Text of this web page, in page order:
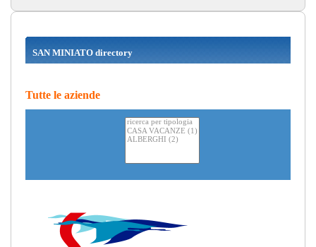
SAN MINIATO directory
Tutte le aziende